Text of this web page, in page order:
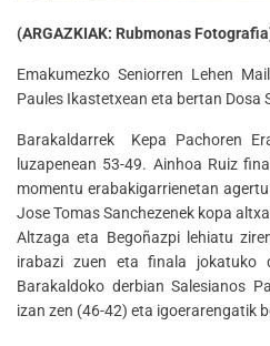
(ARGAZKIAK: Rubmonas
Emakumezko Seniorren Lehen
Paules Ikastetxean eta bertan Dosa
Barakaldarrek Kepa Pachoren
luzapenean 53-49. Ainhoa Ruiz
momentu erabakigarrienetan
Jose Tomas Sanchezenek kopa
Altzaga eta Begoñazpi lehiatu
irabazi zuen eta finala
Barakaldoko derbian Salesianos
izan zen (46-42) eta igoerarengatik